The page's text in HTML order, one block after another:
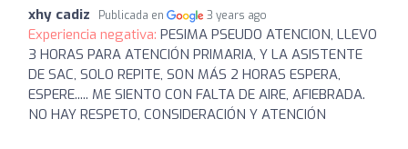
xhy cadiz Publicada en 3 years ago
Experiencia negativa: PESIMA PSEUDO ATENCION, LLEVO
3 HORAS PARA ATENCIÓN PRIMARIA, Y LA ASISTENTE
DE SAC, SOLO REPITE, SON MÁS 2 HORAS ESPERA,
ESPERE..... ME SIENTO CON FALTA DE AIRE, AFIEBRADA.
NO HAY RESPETO, CONSIDERACIÓN Y ATENCIÓN